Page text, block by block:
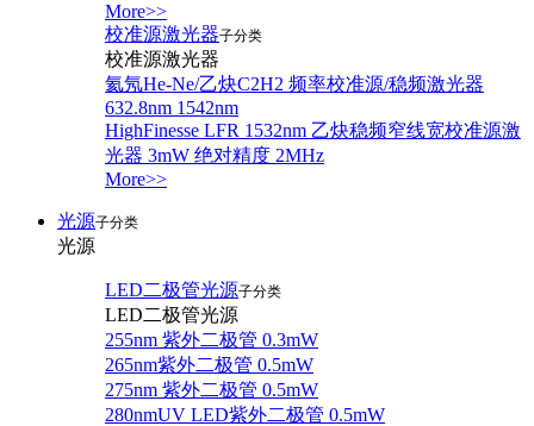
More>>
校准源激光器子分类
校准源激光器
氦氖He-Ne/乙炔C2H2 频率校准源/稳频激光器
632.8nm 1542nm
HighFinesse LFR 1532nm 乙炔稳频窄线宽校准源激
光器 3mW 绝对精度 2MHz
More>>
光源子分类
光源
LED二极管光源子分类
LED二极管光源
255nm 紫外二极管 0.3mW
265nm紫外二极管 0.5mW
275nm 紫外二极管 0.5mW
280nmUV LED紫外二极管 0.5mW